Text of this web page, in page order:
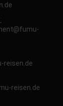
reisen.de
reisen.de